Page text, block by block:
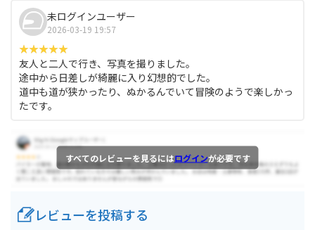
未ログインユーザー
2026-03-19 19:57
友人と二人で行き、写真を撮りました。
途中から日差しが綺麗に入り幻想的でした。
道中も道が狭かったり、ぬかるんでいて冒険のようで楽しかっ
たです。
すべてのレビューを見るにはログインが必要です
レビューを投稿する